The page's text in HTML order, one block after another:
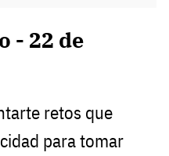
- 22 de
retos que
para tomar